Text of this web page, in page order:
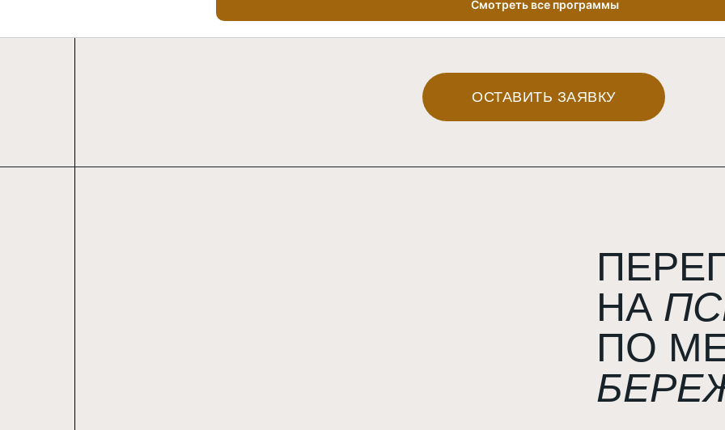
Смотреть все программы
ОСТАВИТЬ ЗАЯВКУ
НА
ПО